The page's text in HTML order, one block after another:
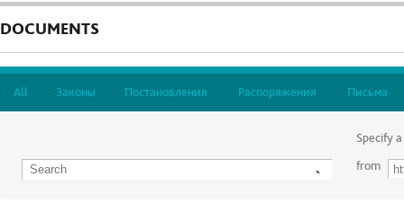
DOCUMENTS
All Законы Постановления Распоряжения Письма
Specify
from